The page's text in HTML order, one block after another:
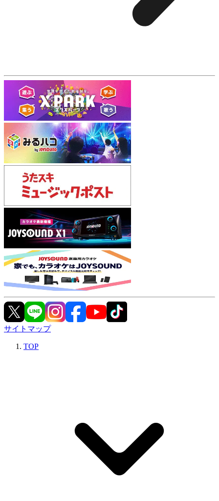
サイトマップ
TOP